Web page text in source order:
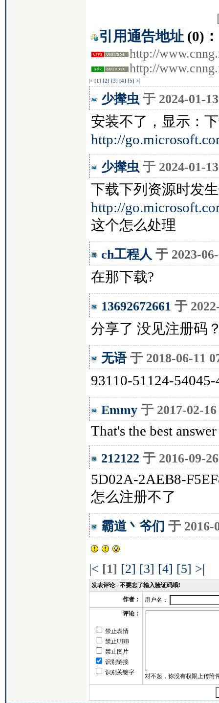
引用通告地址 (0)：
http://
http://
|< [1] [2] [3] [4] [5] >|
少撵虫 于 2024-01-
安装不了，显示：
http://
少撵虫 于 2024-01-
下载下列资源时发
http://
这个怎么处理
ch工程人 于 2023-
在那下载?
13692672661 于
分享了 没见注册码
无语于 2018-06-11
93110-51124-
Emmy 于 2017-02-
That's the best
212122 于 2016-09-
5D02A-2AEB8-
怎么注册不了
霸道丶爷们 于 2016-
|< [1] [2] [3] [4] [5] >|
发表评论 - 不要忘了输入验证码哦!
作者：
用户名：
评论：
禁止表情
禁止UBB
禁止图片
识别链接
识别关键字